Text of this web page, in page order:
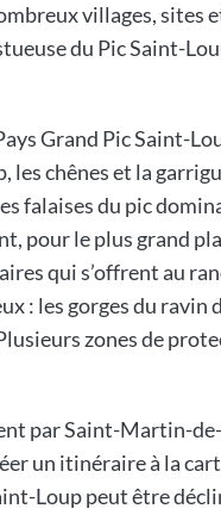
villages, sites
du Pic Saint-
Grand Pic Saint-
les chênes et la
falaises du pic
pour le plus grand
qui s’offrent au
: les gorges du ravin
zones de
par Saint-Martin-
un itinéraire à la
Loup peut être